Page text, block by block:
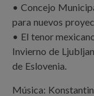
• Concejo
para nuevos
• El tenor
Invierno de
de Eslovenia.
Música: